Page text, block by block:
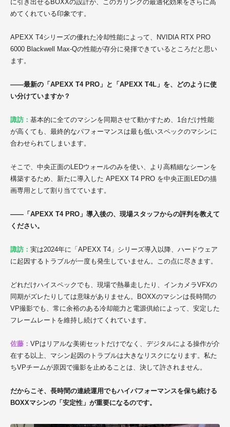
に引き出せるBOXXの設計が、このカリングの最適化効果をさらに高
めてくれている印象です。
APEXX T4シリーズの優れた冷却性能によって、NVIDIA RTX PRO
6000 Blackwell Max-Qの性能が存分に発揮できているところだと思い
ます。
——最新の「APEXX T4 PRO」と「APEXX T4L」を、どのように使
い分けていますか？
諏訪： 基本的に全てのマシンを同期させて動かすため、1台だけ性能
が高くても、最終的なパフォーマンスは最も低いスペックのマシンに
合わせられてしまいます。
そこで、中央正面のLEDウォールのみを使い、より高精細なシーンを
構築するため、新たに導入した APEXX T4 PRO を中央正面LEDの描
画専用として割り当てています。
——「APEXX T4 PRO」導入後の、現場スタッフからの評判を教えて
ください。
諏訪： 実は2024年に「APEXX T4」シリーズ導入以降、ハードウェア
に起因するトラブルが一度も発生していません。この点に尽きます。
どれだけハイスペックでも、現場で熱暴走したり、インカメラVFXの
同期がズレたりしては意味がありません。BOXXのマシンは長時間の
VP撮影でも、常に余裕のある冷却能力と電源供給によって、安定した
フレームレートを維持し続けてくれています。
佐藤： VPはリアルな美術セットだけでなく、デジタルによる操作が介
在する以上、マシン起因のトラブルは大きなリスクになります。私た
ちVPチームが原因で撮影を止めることは、決して許されません。
だからこそ、長時間の連続運用でもハイパフォーマンスを保ち続ける
BOXXマシンの「安定性」が重要になるのです。